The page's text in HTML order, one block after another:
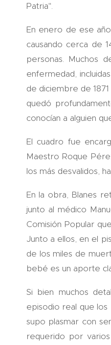
Patria".
En enero de ese
causando cerca de
personas. Muchos
enfermedad,
de diciembre de
quedó
conocían a alguien
El cuadro fue
Maestro Roque
los más desvalidos,
En la obra, Blanes
junto al médico
Comisión Popular
Junto a ellos, en el
de los miles de
bebé es un aporte
Si bien muchos
episodio real que
supo plasmar con
requerido por